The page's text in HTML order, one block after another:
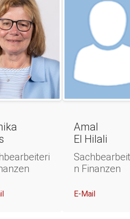
Amal
El Hilali
n Finanzen
E-Mail